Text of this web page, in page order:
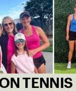
TENNIS